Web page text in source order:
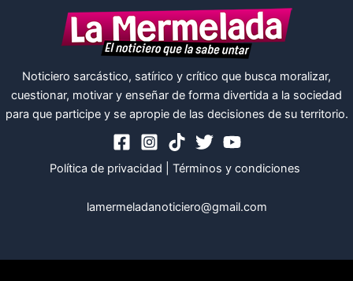
Noticiero sarcástico, satírico y crítico que busca moralizar,
cuestionar, motivar y enseñar de forma divertida a la sociedad
para que participe y se apropie de las decisiones de su territorio.
Política de privacidad Términos y condiciones
lamermeladanoticiero@gmail.com